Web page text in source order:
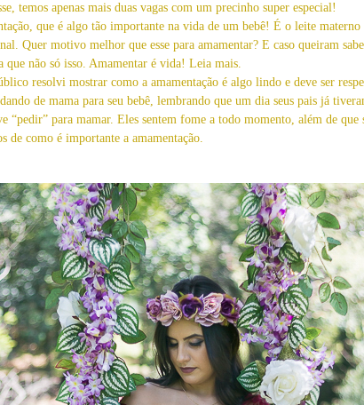
temos apenas mais duas vagas com um precinho super especial!
que é algo tão importante na vida de um bebê! É o leite
Quer motivo melhor que esse para amamentar? E caso queiram
que não só isso. Amamentar é vida! Leia mais.
resolvi mostrar como a amamentação é algo lindo e deve ser
de mama para seu bebê, lembrando que um dia seus pais já
“pedir” para mamar. Eles sentem fome a todo momento, além de
de como é importante a amamentação.